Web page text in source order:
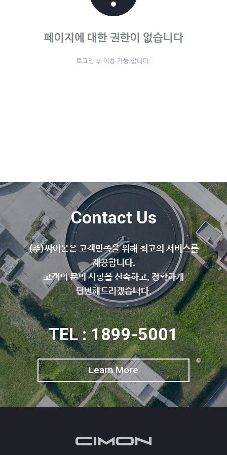
페이지에 대한 권한이 없습니다
로그인 후 이용 가능 합니다.
Contact Us
(주)싸이몬은 고객만족을 위해 최고의 서비스를
제공합니다.
고객의 문의 사항을 신속하고, 정확하게
답변해드리겠습니다.
TEL : 1899-5001
Learn More